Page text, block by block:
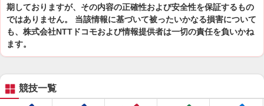
期しておりますが、その内容の正確性および安全性を保証するもの
ではありません。 当該情報に基づいて被ったいかなる損害について
も、株式会社NTTドコモおよび情報提供者は一切の責任を負いかね
ます。
競技一覧